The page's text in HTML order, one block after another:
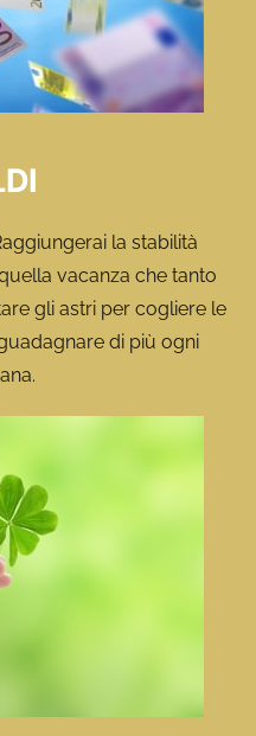
la stabilità
vacanza che tanto
gli astri per cogliere le
di più ogni